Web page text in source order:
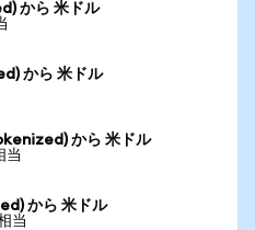
から 米ドル
から 米ドル
から 米ドル
当
から 米ドル
当